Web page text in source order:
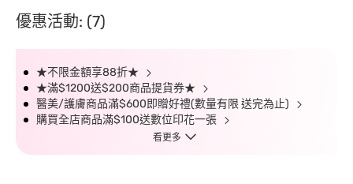
優惠活動: (7)
★不限金額享88折★
★滿$1200送$200商品提貨券★
醫美/護膚商品滿$600即贈好禮(數量有限 送完為止)
購買全店商品滿$100送數位印花一張
看更多